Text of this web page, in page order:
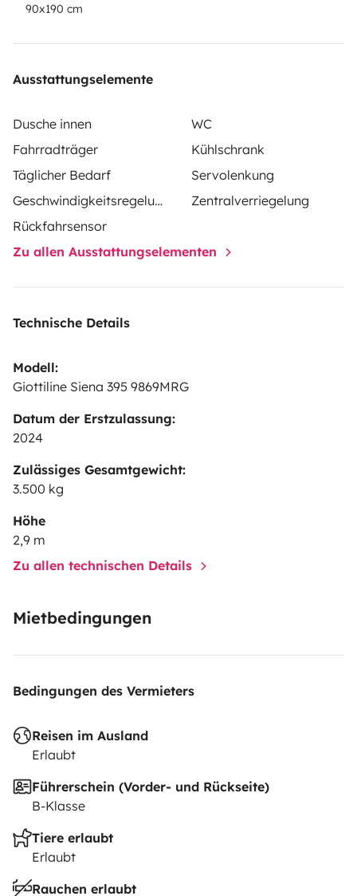
90x190 cm
Ausstattungselemente
Dusche innen
WC
Fahrradträger
Kühlschrank
Täglicher Bedarf
Servolenkung
Geschwindigkeitsregelung
Zentralverriegelung
Rückfahrsensor
Zu allen Ausstattungselementen
Technische Details
Modell:
Giottiline Siena 395 9869MRG
Datum der Erstzulassung:
2024
Zulässiges Gesamtgewicht:
3.500 kg
Höhe
2,9 m
Zu allen technischen Details
Mietbedingungen
Bedingungen des Vermieters
Reisen im Ausland
Erlaubt
Führerschein (Vorder- und Rückseite)
B-Klasse
Tiere erlaubt
Erlaubt
Rauchen erlaubt